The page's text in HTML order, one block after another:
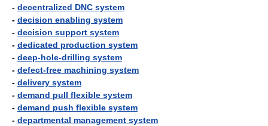
- decentralized DNC system
- decision enabling system
- decision support system
- dedicated production system
- deep-hole-drilling system
- defect-free machining system
- delivery system
- demand pull flexible system
- demand push flexible system
- departmental management system